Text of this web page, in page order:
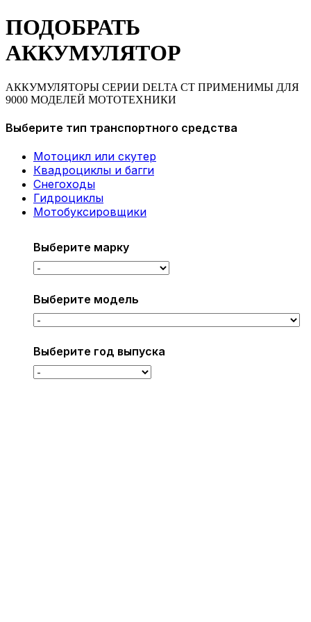
ПОДОБРАТЬ
АККУМУЛЯТОР
АККУМУЛЯТОРЫ СЕРИИ DELTA CT ПРИМЕНИМЫ ДЛЯ
9000 МОДЕЛЕЙ МОТОТЕХНИКИ
Выберите тип транспортного средства
Мотоцикл или скутер
Квадроциклы и багги
Снегоходы
Гидроциклы
Мотобуксировщики
Выберите марку
Выберите модель
Выберите год выпуска